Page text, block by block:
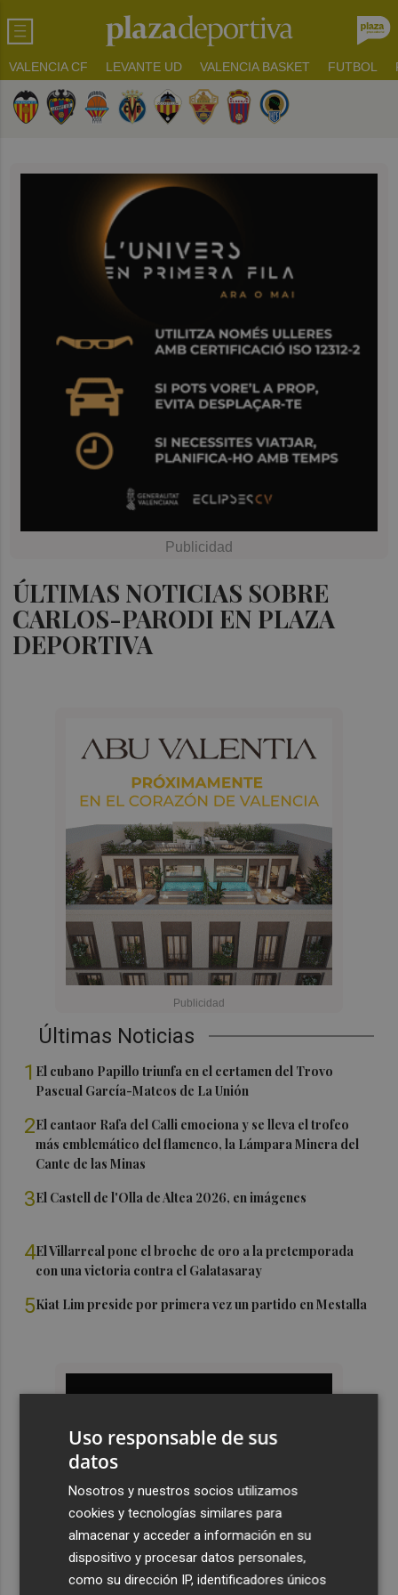
VALENCIA CF LEVANTE UD VALENCIA BASKET FUTBOL
ÚLTIMAS NOTICIAS SOBRE
CARLOS-PARODI EN PLAZA
DEPORTIVA
Últimas Noticias
1 El cubano Papillo triunfa en el certamen del Trovo
Pascual García-Mateos de La Unión
2El cantaor Rafa del Calli emociona y se lleva el trofeo
más emblemático del flamenco, la Lámpara Minera del
Cante de las Minas
3El Castell de l'Olla de Altea 2026, en imágenes
4El Villarreal pone el broche de oro a la pretemporada
con una victoria contra el Galatasaray
5Kiat Lim preside por primera vez un partido en Mestalla
Uso responsable de sus
datos
Nosotros y nuestros socios utilizamos
cookies y tecnologías similares para
almacenar y acceder a información en su
dispositivo y procesar datos personales,
como su dirección IP, identificadores únicos